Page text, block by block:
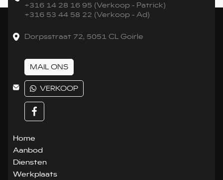
+316 14 28 16 95 (Verkoop - Patrick)
+316 53 44 58 22 (Verkoop - Ad)
Dorpsstraat 72, 5051 CL Goirle
MAIL ONS
VERKOOP
Home
Aanbod
Diensten
Werkplaats